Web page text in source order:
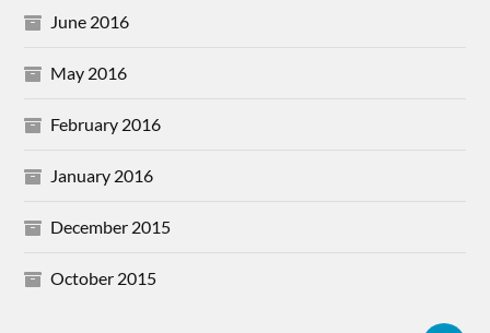
June 2016
May 2016
February 2016
January 2016
December 2015
October 2015